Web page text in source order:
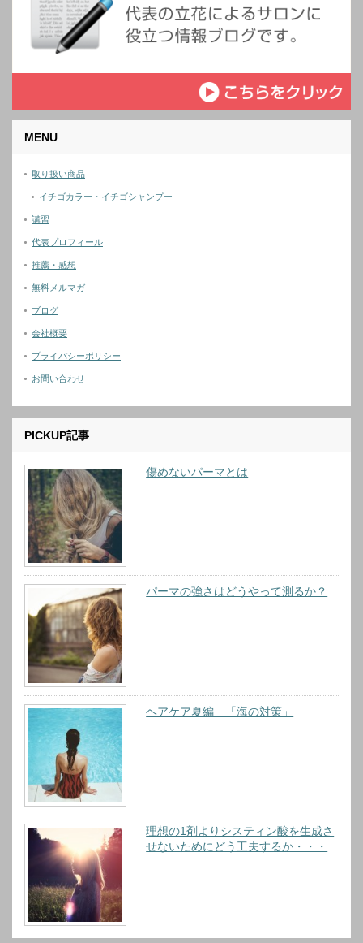
MENU
取り扱い商品
イチゴカラー・イチゴシャンプー
講習
代表プロフィール
推薦・感想
無料メルマガ
ブログ
会社概要
プライバシーポリシー
お問い合わせ
PICKUP記事
傷めないパーマとは
パーマの強さはどうやって測るか？
ヘアケア夏編 「海の対策」
理想の1剤よりシスティン酸を生成さ
せないためにどう工夫するか・・・